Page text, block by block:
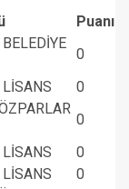
Puanı
0
LİSANS
0
0
LİSANS
0
LİSANS
0